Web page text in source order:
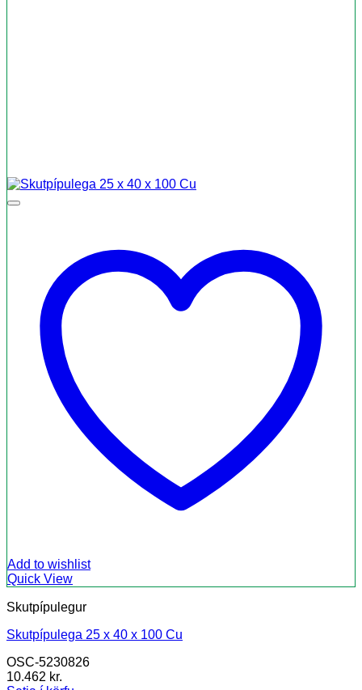
Add to wishlist
Quick View
Skutpípulegur
Skutpípulega 25 x 40 x 100 Cu
OSC-5230826
10.462 kr.